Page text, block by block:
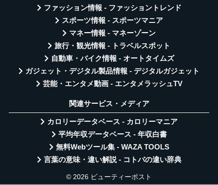
ファッション情報 - ファッショントレンド
スポーツ情報 - スポーツマニア
マネー情報 - マネーゾーン
旅行・観光情報 - トラベルスポット
自動車・バイク情報 - オートタイムズ
ガジェット・デジタル製品情報 - デジタルガジェット
芸能・エンタメ動画 - エンタメラッシュTV
関連サービス・メディア
カロリーデータベース - カロリーマニア
平均年収データベース - 年収白書
無料Webツール集 - WAZA TOOLS
言葉の意味・違い解説 - コトバの違い辞典
© 2026 ビューティーポスト